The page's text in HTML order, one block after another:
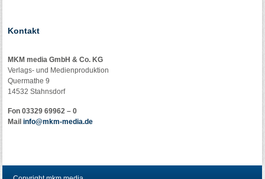
Kontakt
MKM media GmbH & Co. KG
Verlags- und Medienproduktion
Quermathe 9
14532 Stahnsdorf
Fon 03329 69962 – 0
Mailinfo@mkm-media.de